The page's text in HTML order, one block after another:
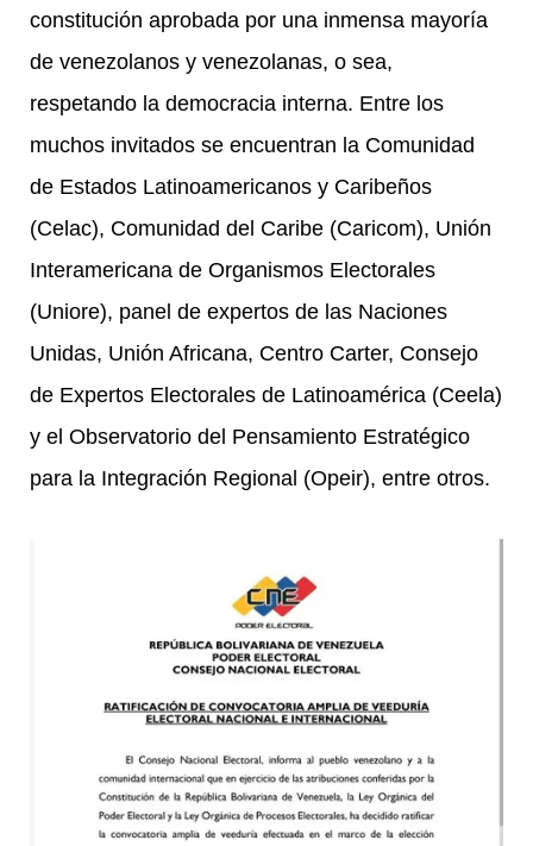
constitución aprobada por una inmensa mayoría
de venezolanos y venezolanas, o sea,
respetando la democracia interna. Entre los
muchos invitados se encuentran la Comunidad
de Estados Latinoamericanos y Caribeños
(Celac), Comunidad del Caribe (Caricom), Unión
Interamericana de Organismos Electorales
(Uniore), panel de expertos de las Naciones
Unidas, Unión Africana, Centro Carter, Consejo
de Expertos Electorales de Latinoamérica (Ceela)
y el Observatorio del Pensamiento Estratégico
para la Integración Regional (Opeir), entre otros.